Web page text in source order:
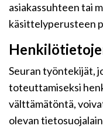
asiakassuhteen tai
käsittelyperusteen
Seuran työntekijät,
toteuttamiseksi
välttämätöntä,
olevan